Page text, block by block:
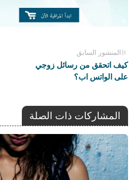
المنشور السابق
كيف اتحقق من رسائل زوجي
على الواتس اب؟
المشاركات ذات الصلة